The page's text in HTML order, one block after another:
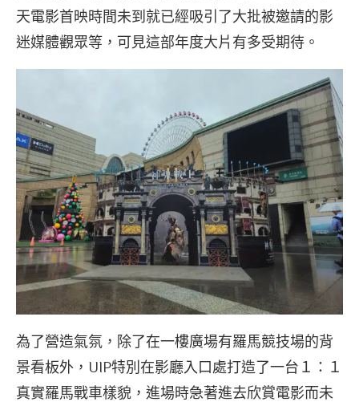
天電影首映時間未到就已經吸引了大批被邀請的影
迷媒體觀眾等，可見這部年度大片有多受期待。
為了營造氣氛，除了在一樓廣場有羅馬競技場的背
景看板外，UIP特別在影廳入口處打造了一台１：１
真實羅馬戰車樣貌，進場時急著進去欣賞電影而未